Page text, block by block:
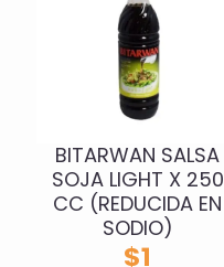
BITARWAN SALSA
SOJA LIGHT X 250
CC (REDUCIDA EN
SODIO)
$1